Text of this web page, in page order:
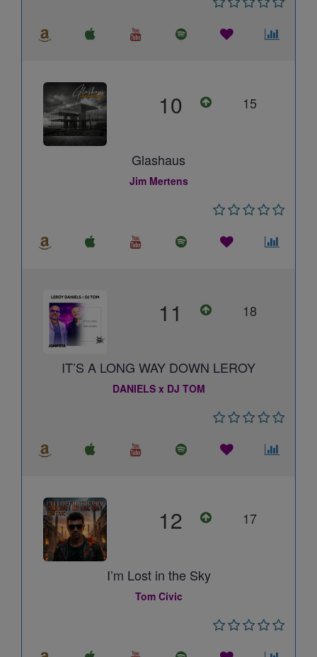
10 15
Glashaus
Jim Mertens
11 18
IT’S A LONG WAY DOWN LEROY
DANIELS x DJ TOM
12 17
I’m Lost in the Sky
Tom Civic